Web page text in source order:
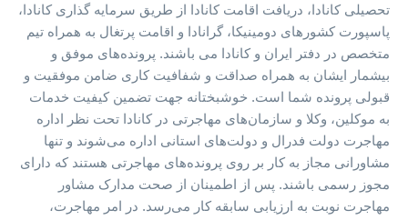
تحصیلی کانادا، دریافت اقامت کانادا از طریق سرمایه گذاری کانادا،
پاسپورت کشورهای دومینیکا، گرانادا و اقامت پرتغال به همراه تیم
متخصص در دفتر ایران و کانادا می باشند. پرونده‌های موفق و
بیشمار ایشان به همراه صداقت و شفافیت کاری ضامن موفقیت و
قبولی پرونده شما است. خوشبختانه جهت تضمین کیفیت خدمات
به موکلین، وکلا و سازمان‌های مهاجرتی در کانادا تحت نظر اداره
مهاجرت دولت فدرال و دولت‌های استانی اداره می‌شوند و تنها
مشاورانی مجاز به‌ کار بر روی پرونده‌های مهاجرتی هستند که دارای
مجوز رسمی باشند. پس از اطمینان از صحت مدارک مشاور
مهاجرت نوبت به ارزیابی سابقه کار می‌رسد. در امر مهاجرت،